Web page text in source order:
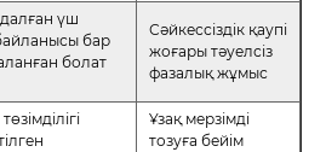
үш
бар
болат
Сәйкессіздік қаупі
жоғары тәуелсіз
фазалық жұмыс
Ұзақ мерзімді
тозуға бейім